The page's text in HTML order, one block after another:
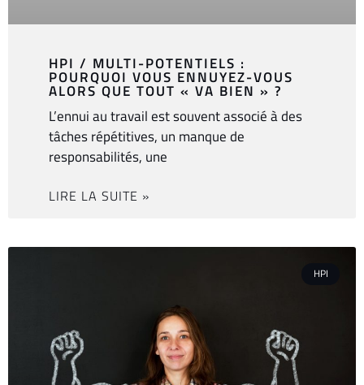
HPI / MULTI-POTENTIELS :
POURQUOI VOUS ENNUYEZ-VOUS
ALORS QUE TOUT « VA BIEN » ?
L’ennui au travail est souvent associé à des
tâches répétitives, un manque de
responsabilités, une
LIRE LA SUITE »
HPI